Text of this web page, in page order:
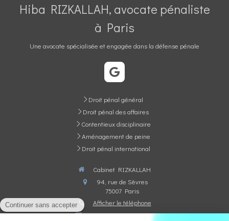
Hiba RIZKALLAH, avocate pénaliste
à Paris
Une avocate spécialisée et engagée dans la défense pénale
Droit pénal général
Droit pénal des affaires
Contentieux disciplinaire
Aménagement de peine
Droit pénal international
Cabinet RIZKALLAH
94, rue de Sèvres
75007 Paris
Afficher le téléphone
avocat@hrizkallah.com